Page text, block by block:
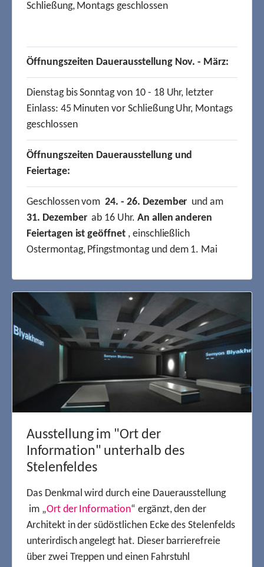
Ausstellung im "Ort der
Information" unterhalb des
Stelenfeldes
Das Denkmal wird durch eine Dauerausstellung
im „Ort der Information“ ergänzt, den der
Architekt in der südöstlichen Ecke des Stelenfelds
unterirdisch angelegt hat. Dieser barrierefreie
über zwei Treppen und einen Fahrstuhl
Schließung, Montags geschlossen
Öffnungszeiten Dauerausstellung Nov. - März:
Dienstag bis Sonntag von 10 - 18 Uhr, letzter
Einlass: 45 Minuten vor Schließung Uhr, Montags
geschlossen
Öffnungszeiten Dauerausstellung und
Feiertage:
Geschlossen vom24. - 26. Dezember und am
31. Dezemberab 16 Uhr. An allen anderen
Feiertagen ist geöffnet, einschließlich
Ostermontag, Pfingstmontag und dem 1. Mai